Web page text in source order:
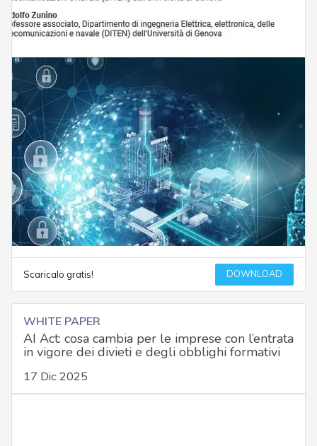
Scaricalo gratis! DOWNLOAD
WHITE PAPER
AI Act: cosa cambia per le imprese con l’entrata
in vigore dei divieti e degli obblighi formativi
17 Dic 2025